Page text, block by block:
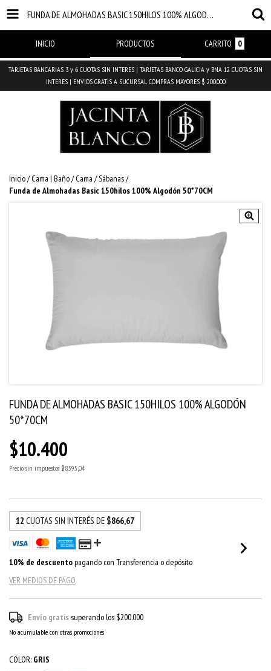
FUNDA DE ALMOHADAS BASIC 150HILOS 100% ALGODÓN 50*70CM
INICIO PRODUCTOS CARRITO 0
TARJETAS BANCARIAS 3 y 6 CUOTAS SIN INTERES | TARJETAS BANCO GALICIA y BNA 12 CUOTAS SIN
INTERES | ENVIOS GRATIS A SUCURSAL COMPRAS MAYORES $ 200.000
Inicio/ Cama | Baño/ Cama /Sábanas/
Funda de Almohadas Basic 150hilos 100% Algodón 50*70CM
FUNDA DE ALMOHADAS BASIC 150HILOS 100% ALGODÓN
50*70CM
$10.400
Precio sin impuestos $8.595,04
12 CUOTAS SIN INTERÉS DE $866,67
10% de descuentopagando con Transferencia o depósito
VER MEDIOS DE PAGO
Envío gratissuperando los $200.000
No acumulable con otras promociones
COLOR: GRIS